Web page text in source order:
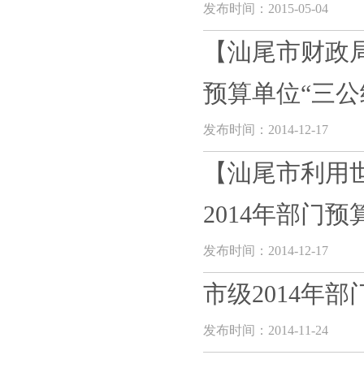
发布时间：2015-05-04
【汕尾市财
预算单位“三
发布时间：2014-12-17
【汕尾市利
2014年部门预
发布时间：2014-12-17
市级2014年部
发布时间：2014-11-24